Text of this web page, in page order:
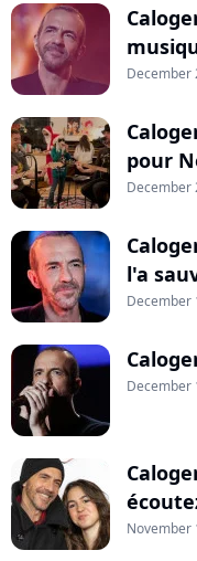
December
pour
December
l'a
December
December
November